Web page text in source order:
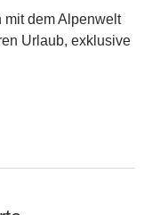
mit dem Alpenwelt
Urlaub, exklusive